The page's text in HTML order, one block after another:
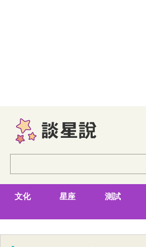
文化 星座 測試